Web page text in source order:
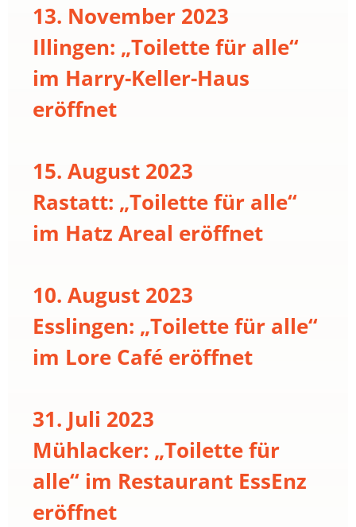
13. November 2023
Illingen: „Toilette für alle“
im Harry-Keller-Haus
eröffnet
15. August 2023
Rastatt: „Toilette für alle“
im Hatz Areal eröffnet
10. August 2023
Esslingen: „Toilette für alle“
im Lore Café eröffnet
31. Juli 2023
Mühlacker: „Toilette für
alle“ im Restaurant EssEnz
eröffnet